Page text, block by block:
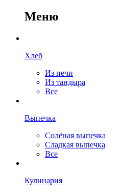
Меню
Хлеб
Из печи
Из тандыра
Все
Выпечка
Солёная выпечка
Сладкая выпечка
Все
Кулинария